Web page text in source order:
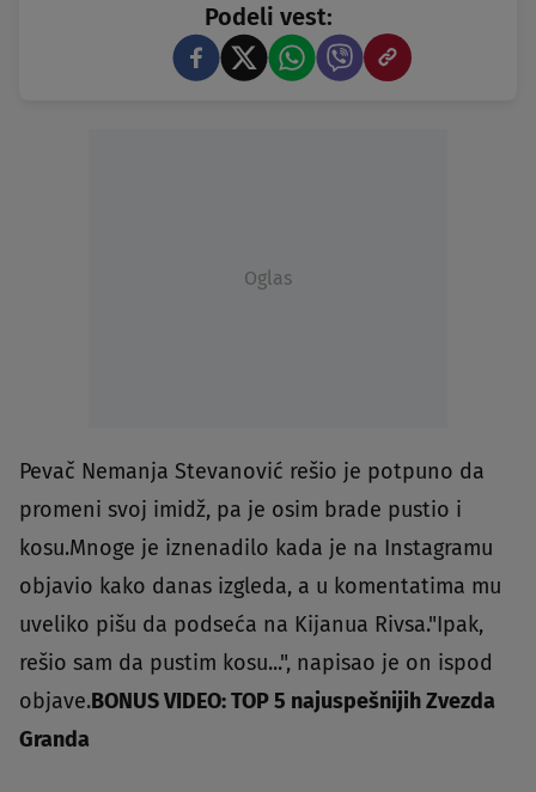
Podeli vest:
Oglas
Pevač Nemanja Stevanović rešio je potpuno da
promeni svoj imidž, pa je osim brade pustio i
kosu.Mnoge je iznenadilo kada je na Instagramu
objavio kako danas izgleda, a u komentatima mu
uveliko pišu da podseća na Kijanua Rivsa."Ipak,
rešio sam da pustim kosu...", napisao je on ispod
objave.BONUS VIDEO: TOP 5 najuspešnijih Zvezda
Granda